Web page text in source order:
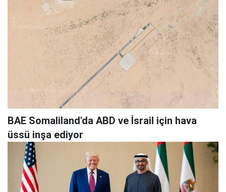
BAE Somaliland'da ABD ve İsrail için hava
üssü inşa ediyor